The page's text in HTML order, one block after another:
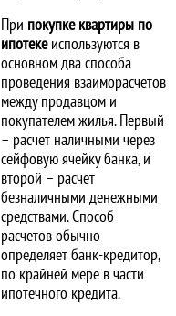
При покупке квартиры по
ипотекеиспользуются в
основном два способа
проведения взаиморасчетов
между продавцом и
покупателем жилья. Первый
– расчет наличными через
сейфовую ячейку банка, и
второй – расчет
безналичными денежными
средствами. Способ
расчетов обычно
определяет банк-кредитор,
по крайней мере в части
ипотечного кредита.